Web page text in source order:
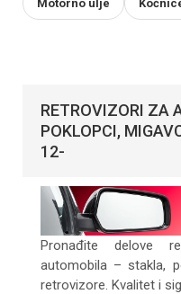
Motorno ulje
RETROVIZORI ZA
POKLOPCI,
12-
Pronađite delove
automobila – stakla,
retrovizore. Kvalitet i